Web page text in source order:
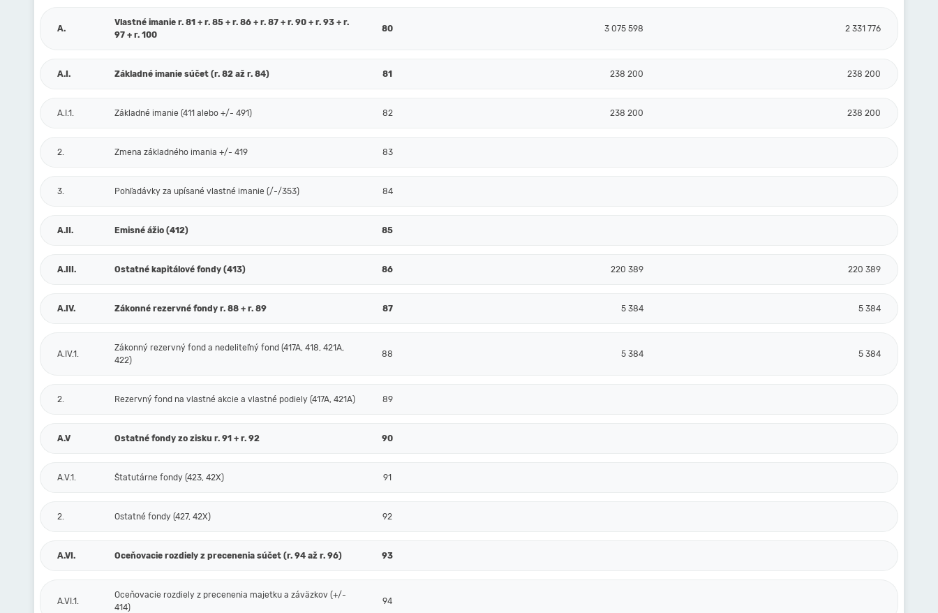
A.
Vlastné imanie r. 81 + r. 85 + r. 86 + r. 87 + r. 90 + r. 93 + r.
97 + r. 100
80 3 075 598 2 331 776
A.I. Základné imanie súčet (r. 82 až r. 84) 81 238 200 238 200
A.I.1. Základné imanie (411 alebo +/- 491) 82 238 200 238 200
2. Zmena základného imania +/- 419 83
3. Pohľadávky za upísané vlastné imanie (/-/353) 84
A.II. Emisné ážio (412) 85
A.III. Ostatné kapitálové fondy (413) 86 220 389 220 389
A.IV. Zákonné rezervné fondy r. 88 + r. 89 87 5 384 5 384
A.IV.1.
Zákonný rezervný fond a nedeliteľný fond (417A, 418, 421A,
422)
88 5 384 5 384
2. Rezervný fond na vlastné akcie a vlastné podiely (417A, 421A) 89
A.V Ostatné fondy zo zisku r. 91 + r. 92 90
A.V.1. Štatutárne fondy (423, 42X) 91
2. Ostatné fondy (427, 42X) 92
A.VI. Oceňovacie rozdiely z precenenia súčet (r. 94 až r. 96) 93
A.VI.1.
Oceňovacie rozdiely z precenenia majetku a záväzkov (+/-
414)
94